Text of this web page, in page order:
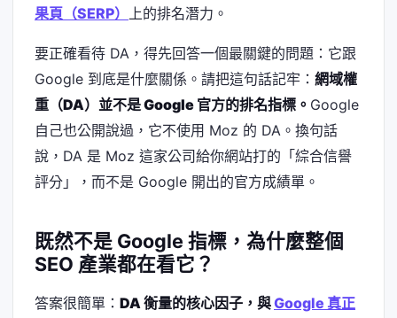
果頁（SERP）
上的排名潛力。
要正確看待 DA，得先回答一個最關鍵的問題：它跟
Google 到底是什麼關係。請把這句話記牢： 網域權
重（DA）並不是 Google 官方的排名指標。 Google
自己也公開說過，它不使用 Moz 的 DA。換句話
說，DA 是 Moz 這家公司給你網站打的「綜合信譽
評分」，而不是 Google 開出的官方成績單。
既然不是 Google 指標，為什麼整個
SEO 產業都在看它？
答案很簡單： DA 衡量的核心因子，與Google 真正